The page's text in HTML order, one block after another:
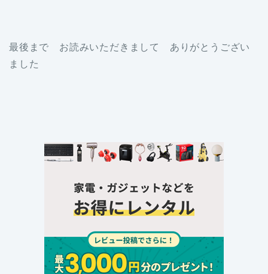
最後まで お読みいただきまして ありがとうござい
ました